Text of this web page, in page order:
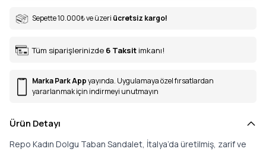
Sepette 10.000₺ve üzeri ücretsiz kargo!
Tüm siparişlerinizde 6 Taksit imkanı!
Marka Park Appyayında. Uygulamaya özel fırsatlardan
yararlanmak için indirmeyi unutmayın
Ürün Detayı
Repo Kadın Dolgu Taban Sandalet, İtalya’da üretilmiş, zarif ve